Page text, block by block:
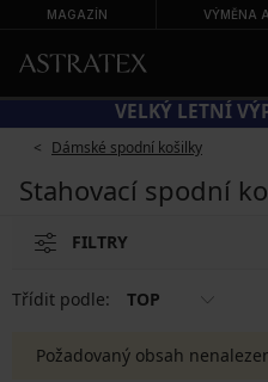
MAGAZÍN VÝMĚNA
VELKÝ LETNÍ
Dámské spodní košilky
Stahovací spodní
FILTRY
Třídit podle: TOP
Požadovaný obsah